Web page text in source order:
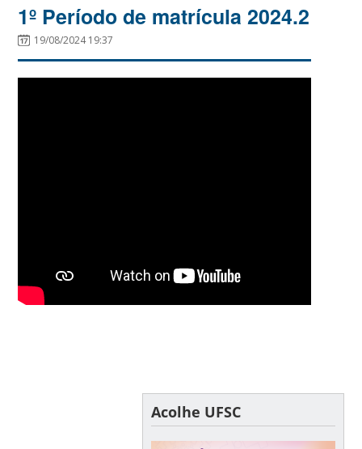
1º Período de matrícula 2024.2
19/08/2024 19:37
Acolhe UFSC